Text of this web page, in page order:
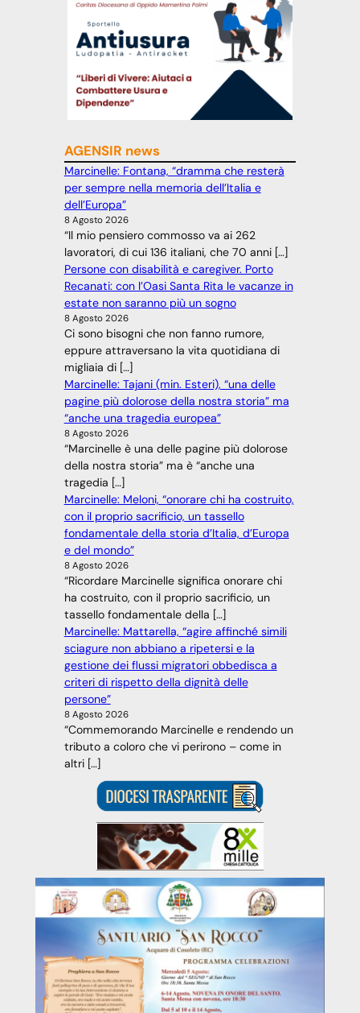
AGENSIR news
Marcinelle: Fontana, “dramma che resterà
per sempre nella memoria dell’Italia e
dell’Europa”
8 Agosto 2026
“Il mio pensiero commosso va ai 262
lavoratori, di cui 136 italiani, che 70 anni […]
Persone con disabilità e caregiver. Porto
Recanati: con l’Oasi Santa Rita le vacanze in
estate non saranno più un sogno
8 Agosto 2026
Ci sono bisogni che non fanno rumore,
eppure attraversano la vita quotidiana di
migliaia di […]
Marcinelle: Tajani (min. Esteri), “una delle
pagine più dolorose della nostra storia” ma
“anche una tragedia europea”
8 Agosto 2026
“Marcinelle è una delle pagine più dolorose
della nostra storia” ma è “anche una
tragedia […]
Marcinelle: Meloni, “onorare chi ha costruito,
con il proprio sacrificio, un tassello
fondamentale della storia d’Italia, d’Europa
e del mondo”
8 Agosto 2026
“Ricordare Marcinelle significa onorare chi
ha costruito, con il proprio sacrificio, un
tassello fondamentale della […]
Marcinelle: Mattarella, “agire affinché simili
sciagure non abbiano a ripetersi e la
gestione dei flussi migratori obbedisca a
criteri di rispetto della dignità delle
persone”
8 Agosto 2026
“Commemorando Marcinelle e rendendo un
tributo a coloro che vi perirono – come in
altri […]